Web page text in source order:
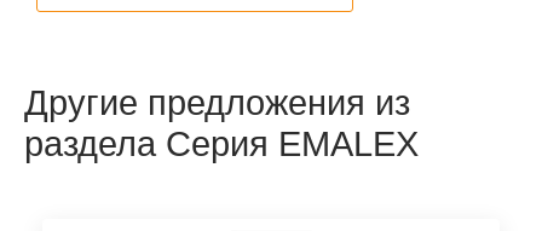
Другие предложения из
раздела Серия EMALEX